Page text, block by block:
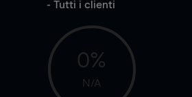
- Tutti i clienti
0%
N/A